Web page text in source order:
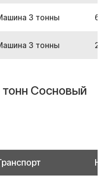
3 тонны
3 тонны
тонн Сосновый